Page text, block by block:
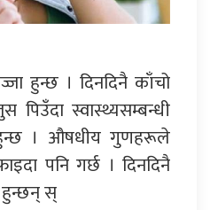
हुन्छ । दिनदिनै काँचो
स्वास्थ्यसम्बन्धी
। औषधीय गुणहरूले
पनि गर्छ । दिनदिनै
हुन्छन् स्